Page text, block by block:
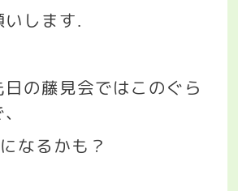
します.
の藤見会ではこのぐら
なるかも？